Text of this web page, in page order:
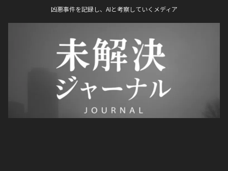
凶悪事件を記録し、AIと考察していくメディア